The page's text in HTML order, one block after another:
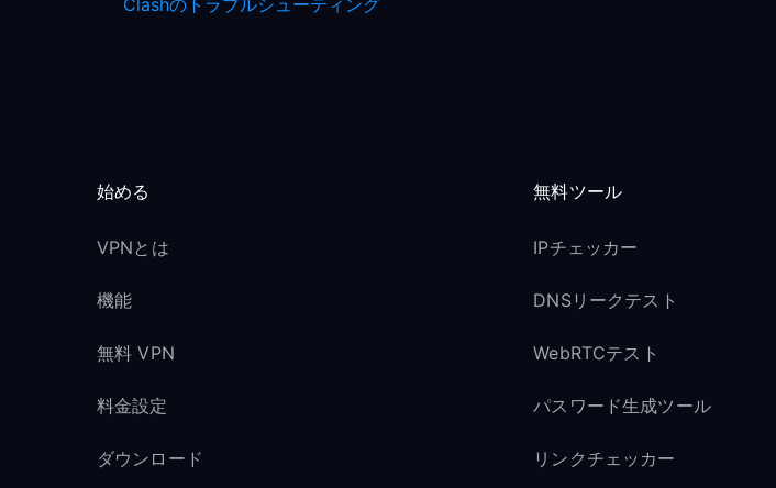
Clashのトラブルシューティング
始める
VPNとは
機能
無料 VPN
料金設定
ダウンロード
無料ツール
IPチェッカー
DNSリークテスト
WebRTCテスト
パスワード生成ツール
リンクチェッカー